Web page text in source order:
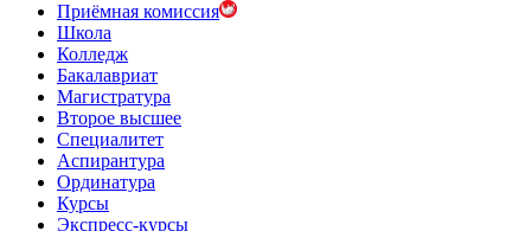
Приёмная комиссия
Школа
Колледж
Бакалавриат
Магистратура
Второе высшее
Специалитет
Аспирантура
Ординатура
Курсы
Экспресс-курсы